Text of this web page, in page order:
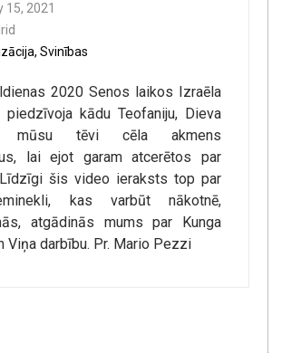
15, 2021
, Svinības
2020 Senos laikos Izraēla
piedzīvoja kādu Teofaniju, Dieva
mūsu tēvi cēla akmens
lai ejot garam atcerētos par
šis video ieraksts top par
kas varbūt nākotnē,
atgādinās mums par Kunga
Viņa darbību. Pr. Mario Pezzi